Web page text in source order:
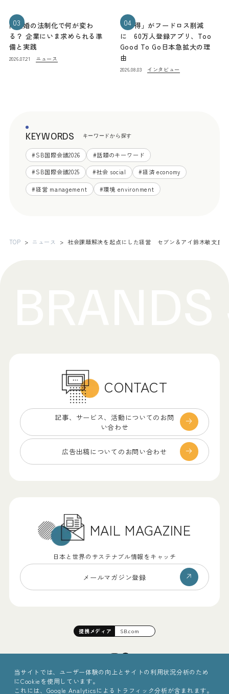
03
同性婚の法制化で何が変わ
る？ 企業にいま求められる準
備と実践
2026.07.21 ニュース
04
「お得」がフードロス削減
に 60万人登録アプリ、Too
Good To Go日本急拡大の理
由
2026.08.03 インタビュー
KEYWORDS キーワードから探す
#SB国際会議2026 #話題のキーワード
#SB国際会議2025 #社会 social #経済 economy
#経営 management #環境 environment
TOP ニュース 社会課題解決を起点にした経営 セブン＆アイ鈴木敏文氏
CONTACT
記事、サービス、 活動についてのお問
い合わせ
広告出稿についての お問い合わせ
MAIL MAGAZINE
日本と世界のサステナブル情報をキャッチ
メールマガジン登録
提携メディア SB.com
当サイトでは、ユーザー体験の向上とサイトの利用状況分析のため
にCookieを使用しています。
これには、Google Analyticsによるトラフィック分析が含まれます。